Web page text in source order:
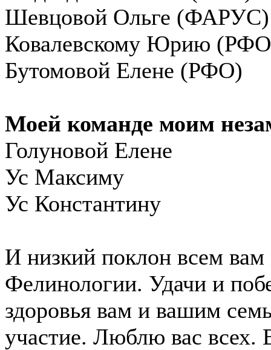
Шевцовой Ольге (ФАРУС)
Ковалевскому Юрию
Бутомовой Елене (РФО)
Моей команде моим
Голуновой Елене
Ус Максиму
Ус Константину
И низкий поклон всем
Фелинологии. Удачи и
здоровья вам и вашим
участие. Люблю вас